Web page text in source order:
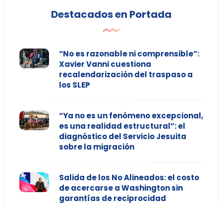
Destacados en Portada
“No es razonable ni comprensible”:
Xavier Vanni cuestiona
recalendarización del traspaso a
los SLEP
“Ya no es un fenómeno excepcional,
es una realidad estructural”: el
diagnóstico del Servicio Jesuita
sobre la migración
Salida de los No Alineados: el costo
de acercarse a Washington sin
garantías de reciprocidad